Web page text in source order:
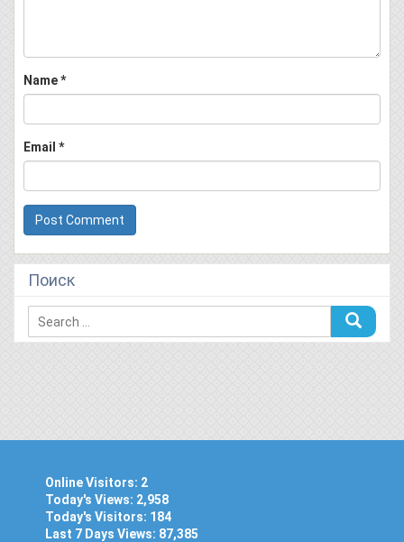
Name*
Email *
Поиск
Online Visitors: 2
Today's Views: 2,958
Today's Visitors: 184
Last 7 Days Views: 87,385